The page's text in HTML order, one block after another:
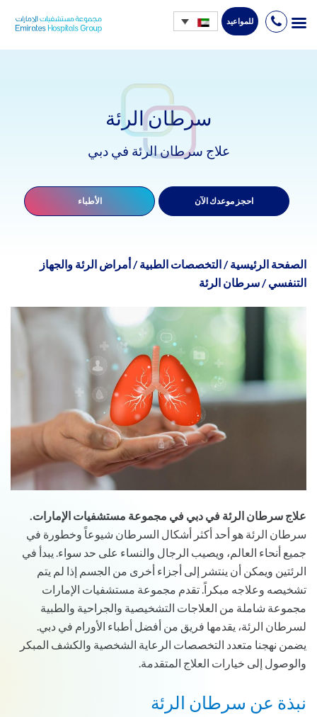
Skip
للمواعيد
سرطان الرئة
علاج سرطان الرئة في دبي
احجز موعدك الآن الأطباء
الصفحة الرئيسية /التخصصات الطبية /أمراض الرئة والجهاز
التنفسي /سرطان الرئة
علاج سرطان الرئة في دبي في مجموعة مستشفيات الإمارات.
سرطان الرئة هو أحد أكثر أشكال السرطان شيوعاً وخطورة في
جميع أنحاء العالم، ويصيب الرجال والنساء على حد سواء. يبدأ في
الرئتين ويمكن أن ينتشر إلى أجزاء أخرى من الجسم إذا لم يتم
تشخيصه وعلاجه مبكراً. تقدم مجموعة مستشفيات الإمارات
مجموعة شاملة من العلاجات التشخيصية والجراحية والطبية
لسرطان الرئة، يقدمها فريق من أفضل أطباء الأورام في دبي.
يضمن نهجنا متعدد التخصصات الرعاية الشخصية والكشف المبكر
والوصول إلى خيارات العلاج المتقدمة.
نبذة عن سرطان الرئة